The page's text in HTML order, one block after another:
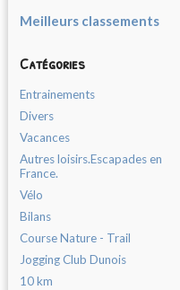
Meilleurs classements
Catégories
Entrainements
Divers
Vacances
Autres loisirs.Escapades en
France.
Vélo
Bilans
Course Nature - Trail
Jogging Club Dunois
10 km